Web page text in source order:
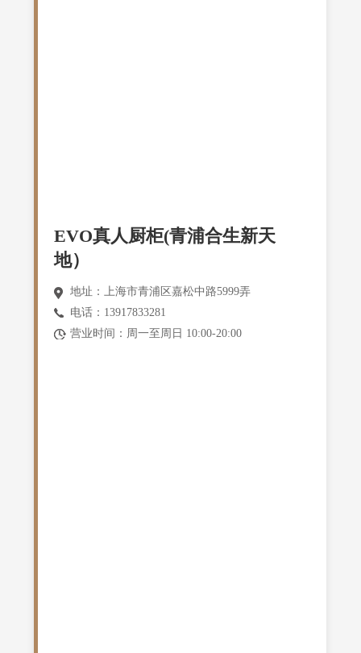
EVO真人厨柜(青浦合生新天
地）
地址：上海市青浦区嘉松中路5999弄
电话：13917833281
营业时间：周一至周日 10:00-20:00